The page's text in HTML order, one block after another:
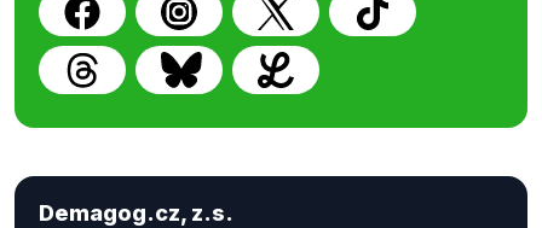
Demagog.cz, z.s.